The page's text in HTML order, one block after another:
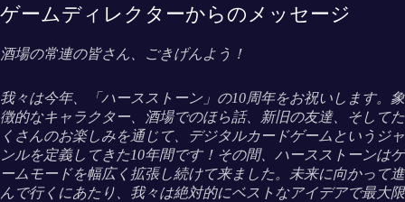
ゲームディレクターからのメッセージ
酒場の常連の皆さん、ごきげんよう！
我々は今年、「ハースストーン」の10周年をお祝いします。象
徴的なキャラクター、酒場でのほら話、新旧の友達、そしてた
くさんのお楽しみを通じて、デジタルカードゲームというジャ
ンルを定義してきた10年間です！その間、ハースストーンはゲ
ームモードを幅広く拡張し続けて来ました。未来に向かって進
んで行くにあたり、我々は絶対的にベストなアイデアで最大限